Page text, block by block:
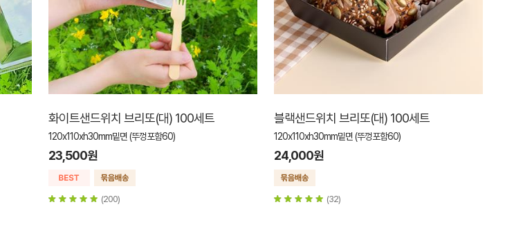
화이트샌드위치 브리또(대) 100세트
120x110xh30mm밑면 (뚜껑포함60)
23,500원
(200)
블랙샌드위치 브리또(대) 100세트
120x110xh30mm밑면 (뚜껑포함60)
24,000원
(32)